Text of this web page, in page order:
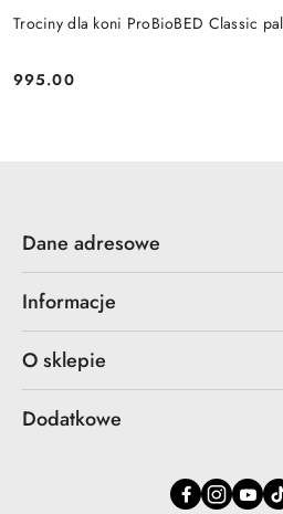
Trociny dla koni ProBioBED Classic
Cena:
995.00
Dane adresowe
Informacje
O sklepie
Dodatkowe